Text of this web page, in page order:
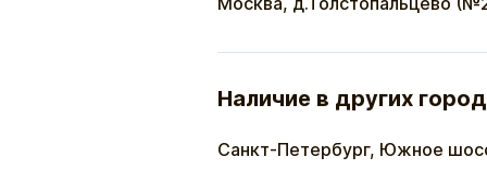
Наличие в других
Санкт-Петербург, Южное